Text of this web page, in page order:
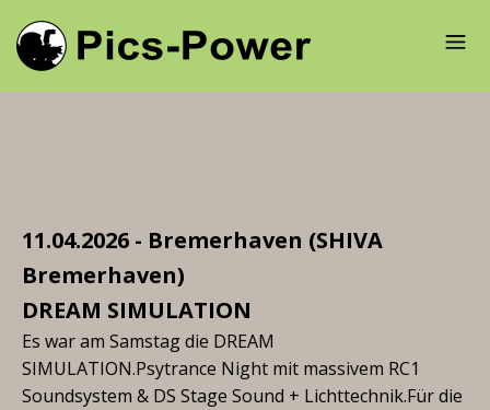
11.04.2026 - Bremerhaven (SHIVA
Bremerhaven)
DREAM SIMULATION
Es war am Samstag die DREAM
SIMULATION.Psytrance Night mit massivem RC1
Soundsystem & DS Stage Sound + Lichttechnik.Für die